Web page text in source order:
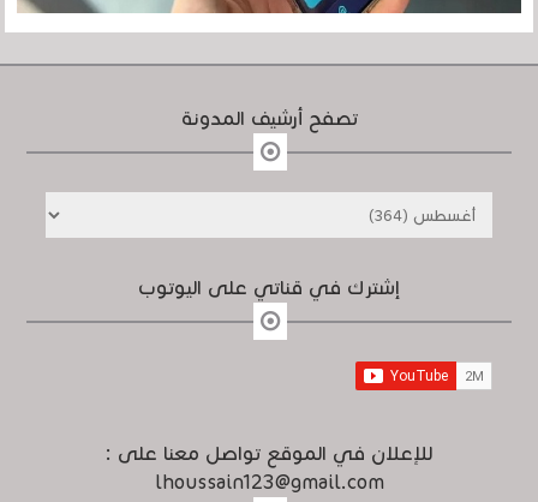
تصفح أرشيف المدونة
إشترك في قناتي على اليوتوب
للإعلان في الموقع تواصل معنا على :
lhoussain123@gmail.com